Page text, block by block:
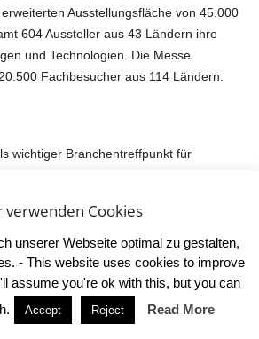
Ausstellungsfläche von 45.000
604 Aussteller aus 43 Ländern ihre
und Technologien. Die Messe
Fachbesucher aus 114 Ländern.
wichtiger Branchentreffpunkt für
Tankstellen- und Waschlösungen auch
digitale Zahlungssysteme, Logistik und
war nach Veranstalterangaben die
in Halle 1. Dort präsentierten rund 50
verwenden Cookies
unserer Webseite optimal zu gestalten,
- This website uses cookies to improve
assume you're ok with this, but you can
Accept Reject Read More